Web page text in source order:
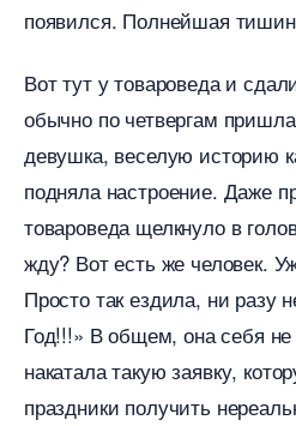
появился. Полнейшая
от тут у товароведа и
обычно по четвергам
девушка, веселую историю
подняла настроение. Даже
товароведа щелкнуло в
жду? Вот есть же человек.
Просто так ездила, ни разу
Год!!!» В общем, она себя
накатала такую заявку,
праздники получить